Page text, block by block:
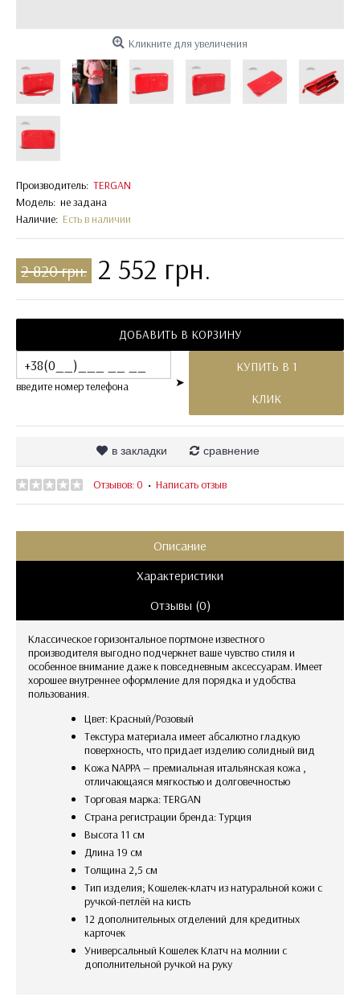
Кликните для увеличения
Производитель: TERGAN
Модель: не задана
Наличие: Есть в наличии
2 820 грн. 2 552 грн.
ДОБАВИТЬ В КОРЗИНУ
введите номер телефона ➤
КУПИТЬ В 1
КЛИК
в закладки сравнение
Отзывов: 0 • Написать отзыв
Описание
Характеристики
Отзывы (0)
Классическое горизонтальное портмоне известного
производителя выгодно подчеркнет ваше чувство стиля и
особенное внимание даже к повседневным аксессуарам. Имеет
хорошее внутреннее оформление для порядка и удобства
пользования.
Цвет: Красный/Розовый
текстура материала имеет абсалютно гладкую
поверхность, что придает изделию солидный вид
Кожа NAPPA — премиальная итальянская кожа ,
отличающаяся мягкостью и долговечностью
Торговая марка: TERGAN
Страна регистрации бренда: Турция
Высота 11 см
Длина 19 см
Толщина 2,5 см
тип изделия; Кошелек-клатч из натуральной кожи с
ручкой-петлёй на кисть
12 дополнительных отделений для кредитных
карточек
универсальный Кошелек Клатч на молнии с
дополнительной ручкой на руку